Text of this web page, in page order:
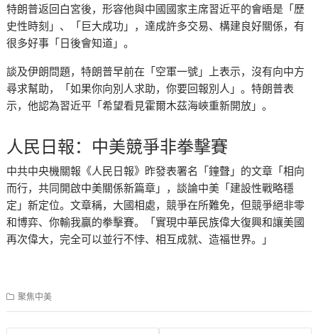
特朗普返回白宮後，形容他與中國國家主席習近平的會晤是「歷
史性時刻」、「巨大成功」，達成許多交易、構建良好關係，有
很多好事「日後會知道」。
談及伊朗問題，特朗普早前在「空軍一號」上表示，沒有向中方
尋求幫助，「如果你向別人求助，你要回報別人」。特朗普表
示，他認為習近平「希望看見霍爾木茲海峽重新開放」。
人民日報：中美競爭非拳擊賽
中共中央機關報《人民日報》昨發表署名「鐘聲」的文章「相向
而行，共同開啟中美關係新篇章」，談論中美「建設性戰略穩
定」新定位。文章稱，大國相處，競爭在所難免，但競爭絕非零
和博弈、你輸我贏的拳擊賽。「實現中華民族偉大復興和讓美國
再次偉大，完全可以並行不悖、相互成就、造福世界。」
聚焦中美